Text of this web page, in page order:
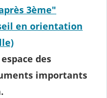
3ème"
en orientation
des
importants